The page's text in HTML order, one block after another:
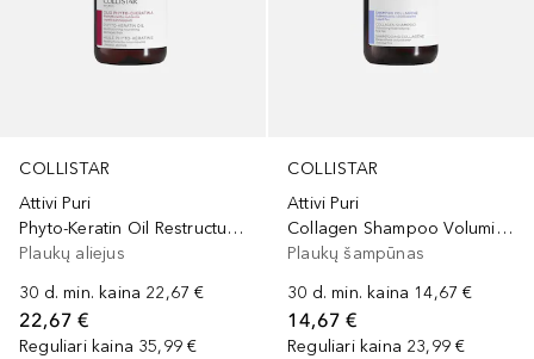
COLLISTAR
Attivi Puri
Phyto-Keratin Oil Restructuring Nourishing
Plaukų aliejus
30 d. min. kaina 22,67 €
22,67 €
Reguliari kaina 35,99 €
COLLISTAR
Attivi Puri
Collagen Shampoo Volumising Redensifier
Plaukų šampūnas
30 d. min. kaina 14,67 €
14,67 €
Reguliari kaina 23,99 €